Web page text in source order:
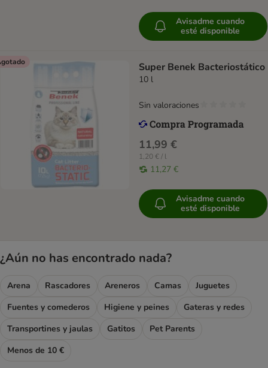
Avisadme cuando
esté disponible
Super Benek Bacteriostático
10 l
11,99 €
1,20 € / l
11,27 €
Sin valoraciones
Avisadme cuando
esté disponible
¿Aún no has encontrado nada?
Arena Rascadores Areneros Camas
Juguetes
Fuentes y comederos
Higiene y peines
Gateras y redes
Transportines y jaulas
Gatitos
Pet Parents
Menos de 10 €